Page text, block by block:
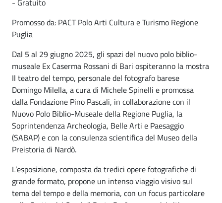
Promosso da: PACT Polo Arti Cultura e Turismo Regione
Puglia
Dal 5 al 29 giugno 2025, gli spazi del nuovo polo biblio-
museale Ex Caserma Rossani di Bari ospiteranno la mostra
Il teatro del tempo, personale del fotografo barese
Domingo Milella, a cura di Michele Spinelli e promossa
dalla Fondazione Pino Pascali, in collaborazione con il
Nuovo Polo Biblio-Museale della Regione Puglia, la
Soprintendenza Archeologia, Belle Arti e Paesaggio
(SABAP) e con la consulenza scientifica del Museo della
Preistoria di Nardò.
L’esposizione, composta da tredici opere fotografiche di
grande formato, propone un intenso viaggio visivo sul
tema del tempo e della memoria, con un focus particolare